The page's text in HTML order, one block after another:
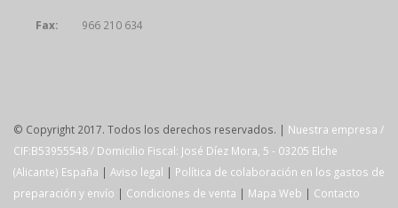
Fax: 966 210 634
© Copyright 2017. Todos los derechos reservados. | Nuestra empresa /
CIF:B53955548 / Domicilio Fiscal: José Díez Mora, 5 - 03205 Elche
(Alicante) España | Aviso legal | Política de colaboración en los gastos de
preparación y envío | Condiciones de venta | Mapa Web | Contacto